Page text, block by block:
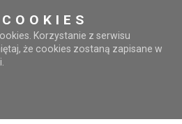
Korzystanie z serwisu
że cookies zostaną zapisane w